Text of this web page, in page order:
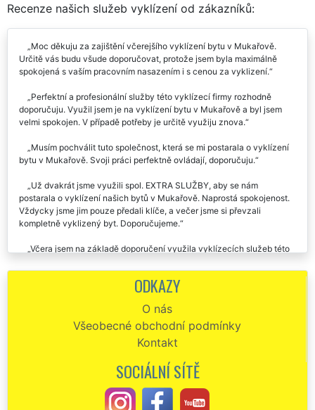
Recenze našich služeb vyklízení od zákazníků:
Moc děkuju za zajištění včerejšího vyklízení bytu v Mukařově.
Určitě vás budu všude doporučovat, protože jsem byla maximálně
spokojená s vaším pracovním nasazením i s cenou za vyklizení.
Perfektní a profesionální služby této vyklízecí firmy rozhodně
doporučuju. Využil jsem je na vyklízení bytu v Mukařově a byl jsem
velmi spokojen. V případě potřeby je určitě využiju znova.
Musím pochválit tuto společnost, která se mi postarala o vyklízení
bytu v Mukařově. Svoji práci perfektně ovládají, doporučuju.
Už dvakrát jsme využili spol. EXTRA SLUŽBY, aby se nám
postarala o vyklízení našich bytů v Mukařově. Naprostá spokojenost.
Vždycky jsme jim pouze předali klíče, a večer jsme si převzali
kompletně vyklizený byt. Doporučujeme.
Včera jsem na základě doporučení využila vyklízecích služeb této
celý byt vyklidili za pár hodin. Dokonce po sobě i zametli. Jejich
profesionální a precizní práci určitě doporučuji.
Dobrý den. Recenze moc často nepíšu, ale vaše kluky pochválit
musím. V neděli mi vyklízeli dva byty v Mukařově. Skutečně parádní
práce i cena, moc vám děkuju.
Tuto společnost doporučuju. Včera mi vyklízeli byt v Mukařově.
Na vyklízení mého bytu v Mukařově jsem využila služeb
ODKAZY
O nás
Všeobecné obchodní podmínky
Kontakt
SOCIÁLNÍ SÍTĚ